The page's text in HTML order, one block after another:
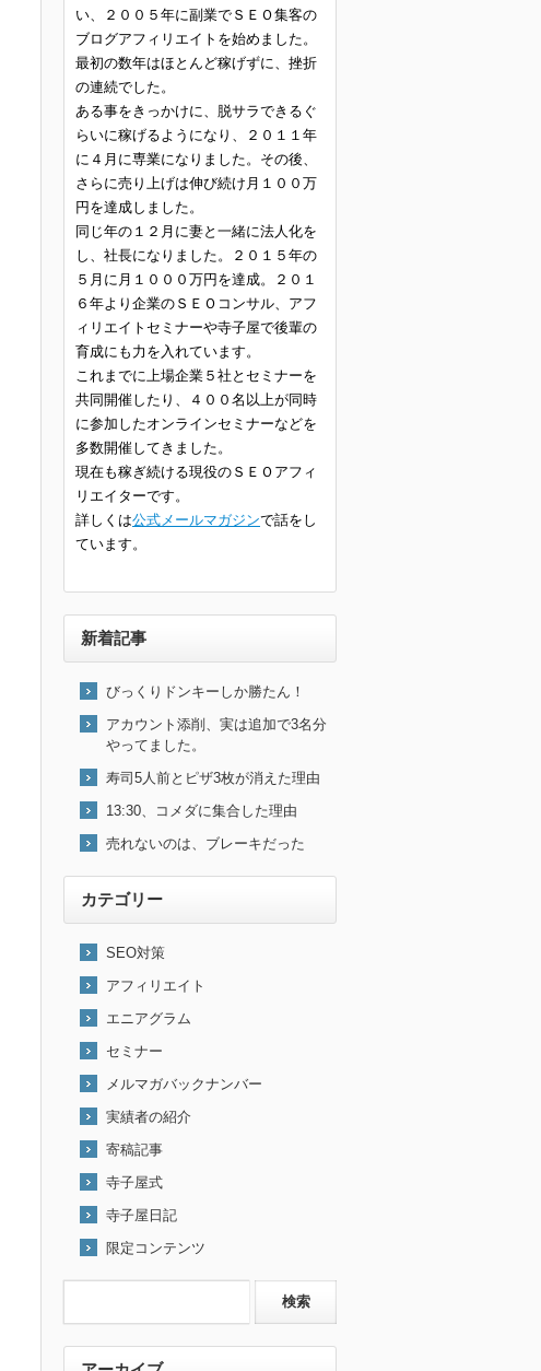
い、２００５年に副業でＳＥＯ集客の
ブログアフィリエイトを始めました。
最初の数年はほとんど稼げずに、挫折
の連続でした。
ある事をきっかけに、脱サラできるぐ
らいに稼げるようになり、２０１１年
に４月に専業になりました。その後、
さらに売り上げは伸び続け月１００万
円を達成しました。
同じ年の１２月に妻と一緒に法人化を
し、社長になりました。２０１５年の
５月に月１０００万円を達成。２０１
６年より企業のＳＥＯコンサル、アフ
ィリエイトセミナーや寺子屋で後輩の
育成にも力を入れています。
これまでに上場企業５社とセミナーを
共同開催したり、４００名以上が同時
に参加したオンラインセミナーなどを
多数開催してきました。
現在も稼ぎ続ける現役のＳＥＯアフィ
リエイターです。
詳しくは公式メールマガジンで話をし
ています。
新着記事
びっくりドンキーしか勝たん！
アカウント添削、実は追加で3名分
やってました。
寿司5人前とピザ3枚が消えた理由
13:30、コメダに集合した理由
売れないのは、ブレーキだった
カテゴリー
SEO対策
アフィリエイト
エニアグラム
セミナー
メルマガバックナンバー
実績者の紹介
寄稿記事
寺子屋式
寺子屋日記
限定コンテンツ